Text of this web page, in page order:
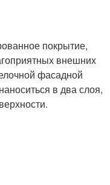
покрытие,
внешних
фасадной
в два слоя,